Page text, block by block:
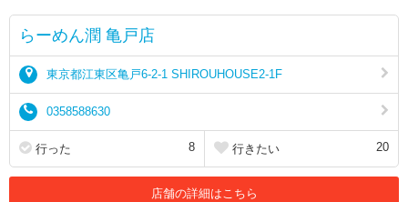
らーめん潤 亀戸店
東京都江東区亀戸6-2-1 SHIROUHOUSE2-1F
0358588630
行った 8 行きたい 20
店舗の詳細はこちら